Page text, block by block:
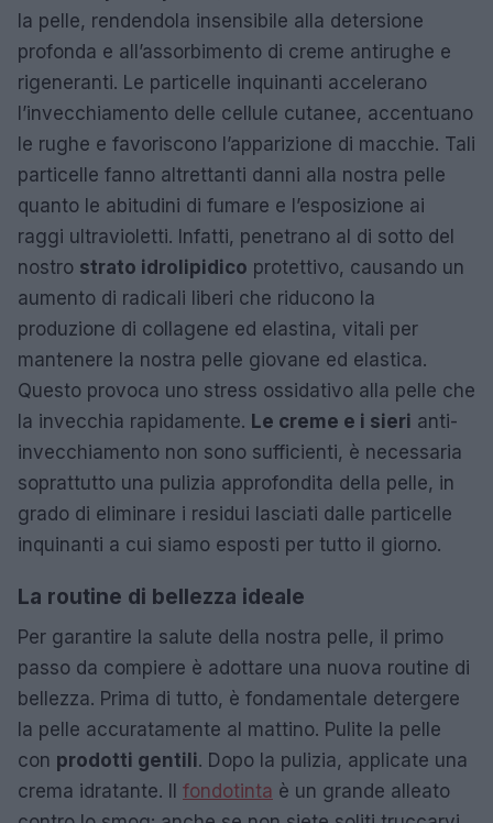
la pelle, rendendola insensibile alla detersione
profonda e all’assorbimento di creme antirughe e
rigeneranti. Le particelle inquinanti accelerano
l’invecchiamento delle cellule cutanee, accentuano
le rughe e favoriscono l’apparizione di macchie. Tali
particelle fanno altrettanti danni alla nostra pelle
quanto le abitudini di fumare e l’esposizione ai
raggi ultravioletti. Infatti, penetrano al di sotto del
nostro strato idrolipidico protettivo, causando un
aumento di radicali liberi che riducono la
produzione di collagene ed elastina, vitali per
mantenere la nostra pelle giovane ed elastica.
Questo provoca uno stress ossidativo alla pelle che
la invecchia rapidamente. Le creme e i sieri anti-
invecchiamento non sono sufficienti, è necessaria
soprattutto una pulizia approfondita della pelle, in
grado di eliminare i residui lasciati dalle particelle
inquinanti a cui siamo esposti per tutto il giorno.
La routine di bellezza ideale
Per garantire la salute della nostra pelle, il primo
passo da compiere è adottare una nuova routine di
bellezza. Prima di tutto, è fondamentale detergere
la pelle accuratamente al mattino. Pulite la pelle
con prodotti gentili. Dopo la pulizia, applicate una
crema idratante. Il fondotinta è un grande alleato